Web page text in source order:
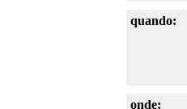
quando:
onde: